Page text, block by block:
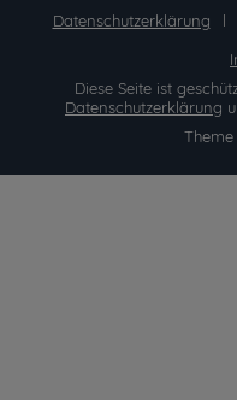
Datenschutzerklärung
Diese Seite ist
Datenschutzerklärung